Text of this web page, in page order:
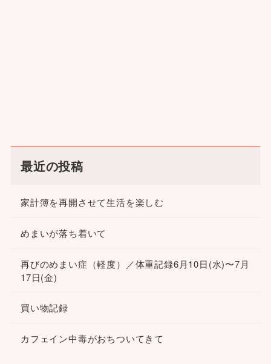
最近の投稿
家計簿を再開させて生活を楽しむ
めまいが落ち着いて
再びのめまい症（軽度）／体重記録6月10日(水)〜7月
17日(金)
買い物記録
カフェイン中毒がおちついてきて